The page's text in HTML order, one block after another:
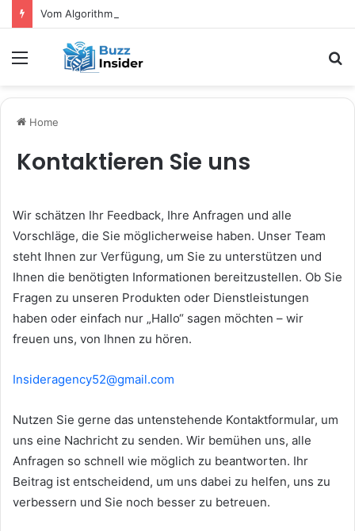
Menu
Home
Kontaktieren Sie uns
Wir schätzen Ihr Feedback, Ihre Anfragen und alle
Vorschläge, die Sie möglicherweise haben. Unser Team
steht Ihnen zur Verfügung, um Sie zu unterstützen und
Ihnen die benötigten Informationen bereitzustellen. Ob Sie
Fragen zu unseren Produkten oder Dienstleistungen
haben oder einfach nur „Hallo“ sagen möchten – wir
freuen uns, von Ihnen zu hören.
Insideragency52@gmail.com
Nutzen Sie gerne das untenstehende Kontaktformular, um
uns eine Nachricht zu senden. Wir bemühen uns, alle
Anfragen so schnell wie möglich zu beantworten. Ihr
Beitrag ist entscheidend, um uns dabei zu helfen, uns zu
verbessern und Sie noch besser zu betreuen.